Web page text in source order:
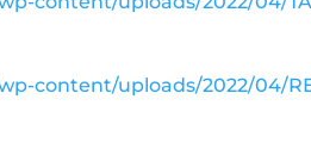
uploads/2022/04/